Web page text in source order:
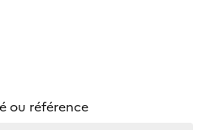
ou référence